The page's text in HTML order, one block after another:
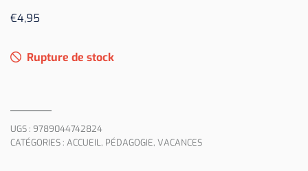
€4,95
Rupture de stock
UGS : 9789044742824
CATÉGORIES : ACCUEIL, PÉDAGOGIE, VACANCES